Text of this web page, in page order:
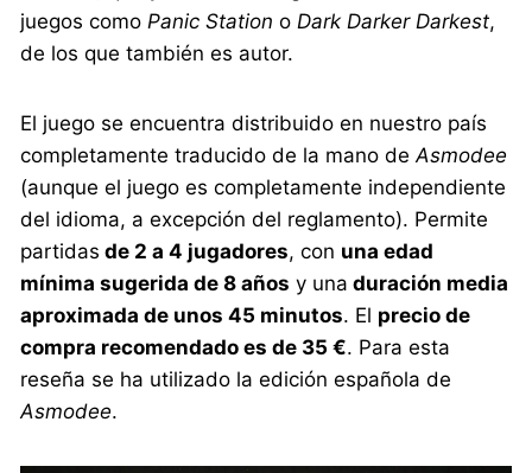
juegos comoPanic Station oDark Darker Darkest,
de los que también es autor.
El juego se encuentra distribuido en nuestro país
completamente traducido de la mano deAsmodee
(aunque el juego es completamente independiente
del idioma, a excepción del reglamento). Permite
partidas de 2 a 4 jugadores, con una edad
mínima sugerida de 8 años y una duración media
aproximada de unos 45 minutos. El precio de
compra recomendado es de 35 €. Para esta
reseña se ha utilizado la edición española de
Asmodee.